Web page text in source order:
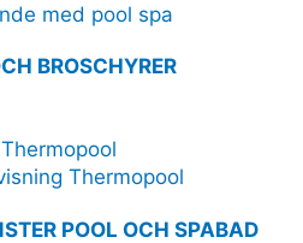
med pool spa
BROSCHYRER
Thermopool
POOL OCH SPABAD